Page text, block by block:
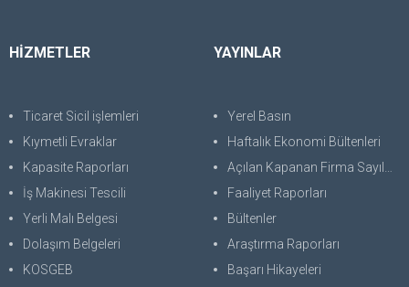
HİZMETLER
Ticaret Sicil işlemleri
Kıymetli Evraklar
Kapasite Raporları
İş Makinesi Tescili
Yerli Malı Belgesi
Dolaşım Belgeleri
KOSGEB
YAYINLAR
Yerel Basın
Haftalık Ekonomi Bültenleri
Açılan Kapanan Firma Sayıları
Faaliyet Raporları
Bültenler
Araştırma Raporları
Başarı Hikayeleri